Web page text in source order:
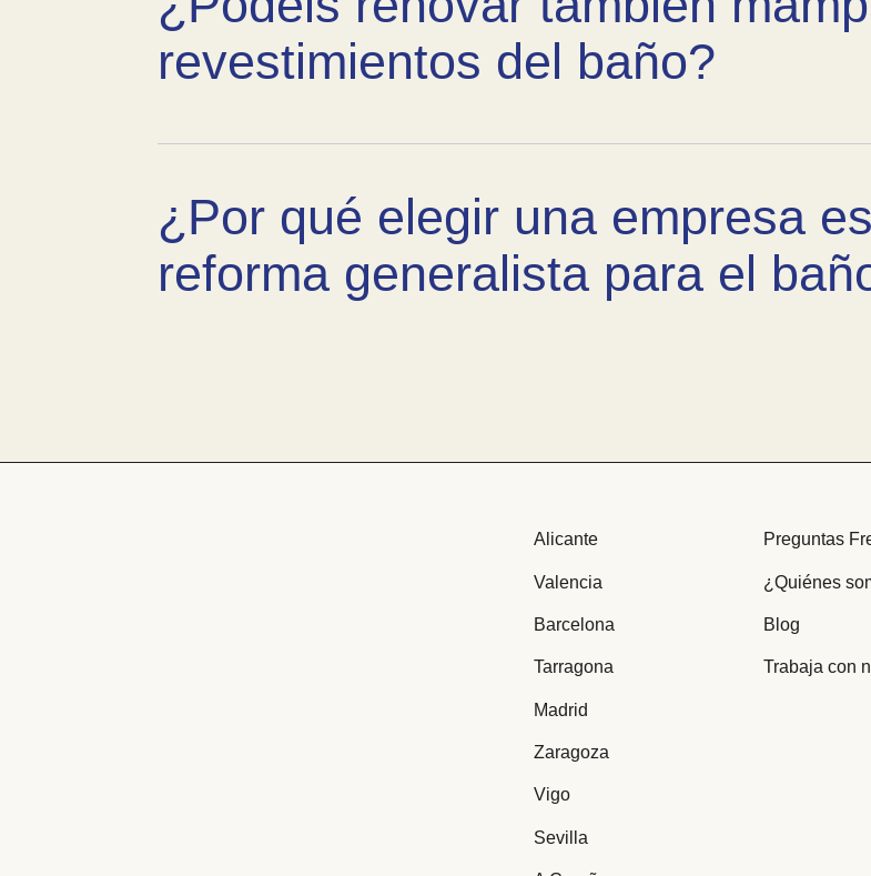
revestimientos del baño?
¿Por qué elegir una empresa
reforma generalista para el
Alicante
Valencia
Barcelona
Tarragona
Madrid
Zaragoza
Vigo
Sevilla
Preguntas
¿Quiénes
Blog
Trabaja con